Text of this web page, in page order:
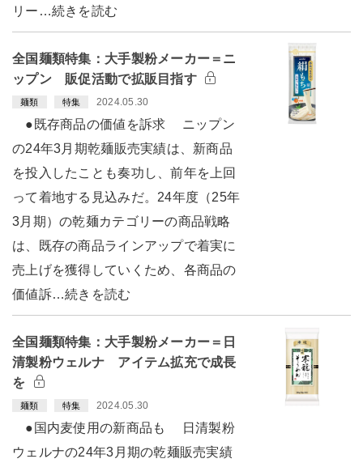
リー…続きを読む
全国麺類特集：大手製粉メーカー＝ニ
ップン 販促活動で拡販目指す
麺類 特集 2024.05.30
●既存商品の価値を訴求 ニップン
の24年3月期乾麺販売実績は、新商品
を投入したことも奏功し、前年を上回
って着地する見込みだ。24年度（25年
3月期）の乾麺カテゴリーの商品戦略
は、既存の商品ラインアップで着実に
売上げを獲得していくため、各商品の
価値訴…続きを読む
全国麺類特集：大手製粉メーカー＝日
清製粉ウェルナ アイテム拡充で成長
を
麺類 特集 2024.05.30
●国内麦使用の新商品も 日清製粉
ウェルナの24年3月期の乾麺販売実績